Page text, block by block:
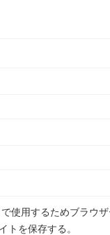
使用するためブラウ
トを保存する。